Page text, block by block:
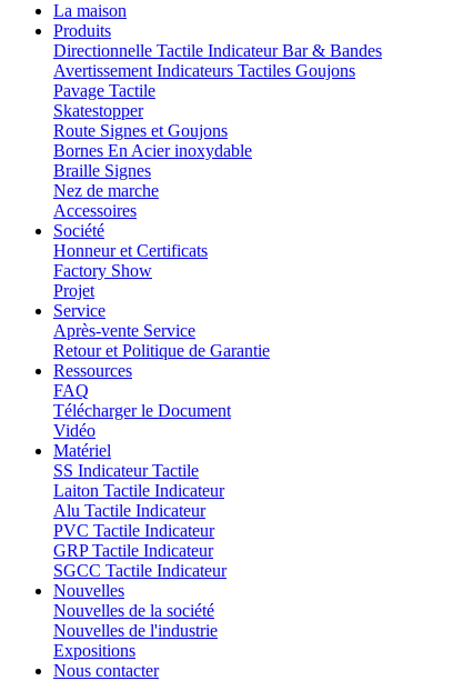
La maison
Produits
Directionnelle Tactile Indicateur Bar & Bandes
Avertissement Indicateurs Tactiles Goujons
Pavage Tactile
Skatestopper
Route Signes et Goujons
Bornes En Acier inoxydable
Braille Signes
Nez de marche
Accessoires
Société
Honneur et Certificats
Factory Show
Projet
Service
Après-vente Service
Retour et Politique de Garantie
Ressources
FAQ
Télécharger le Document
Vidéo
Matériel
SS Indicateur Tactile
Laiton Tactile Indicateur
Alu Tactile Indicateur
PVC Tactile Indicateur
GRP Tactile Indicateur
SGCC Tactile Indicateur
Nouvelles
Nouvelles de la société
Nouvelles de l'industrie
Expositions
Nous contacter